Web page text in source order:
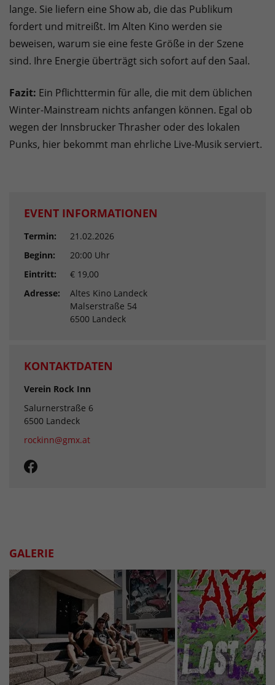
lange. Sie liefern eine Show ab, die das Publikum
fordert und mitreißt. Im Alten Kino werden sie
beweisen, warum sie eine feste Größe in der Szene
sind. Ihre Energie überträgt sich sofort auf den Saal.
Fazit: Ein Pflichttermin für alle, die mit dem üblichen
Winter-Mainstream nichts anfangen können. Egal ob
wegen der Innsbrucker Thrasher oder des lokalen
Punks, hier bekommt man ehrliche Live-Musik serviert.
EVENT INFORMATIONEN
Termin:
21.02.2026
Beginn:
20:00 Uhr
Eintritt:
€ 19,00
Adresse:
Altes Kino Landeck
Malserstraße 54
6500 Landeck
KONTAKTDATEN
Verein Rock Inn
Salurnerstraße 6
6500 Landeck
rockinn@gmx.at
GALERIE